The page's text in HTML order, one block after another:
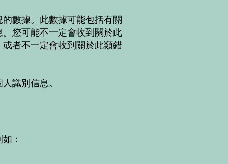
數據。此數據可能包括有關
您可能不一定會收到關於此
者不一定會收到關於此類錯
識別信息。
：